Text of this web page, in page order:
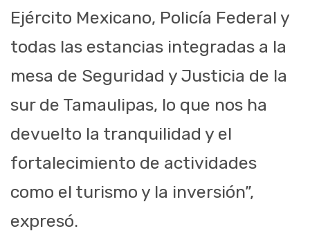
Ejército Mexicano, Policía Federal y
todas las estancias integradas a la
mesa de Seguridad y Justicia de la
sur de Tamaulipas, lo que nos ha
devuelto la tranquilidad y el
fortalecimiento de actividades
como el turismo y la inversión”,
expresó.